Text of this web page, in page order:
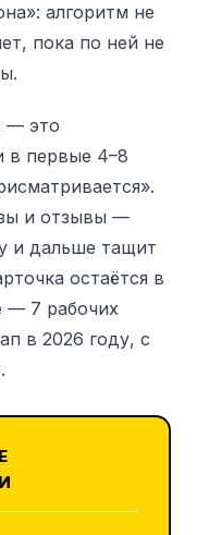
алгоритм не
пока по ней не
— это
в первые 4–8
и отзывы —
и дальше тащит
остаётся в
— 7 рабочих
в 2026 году, с